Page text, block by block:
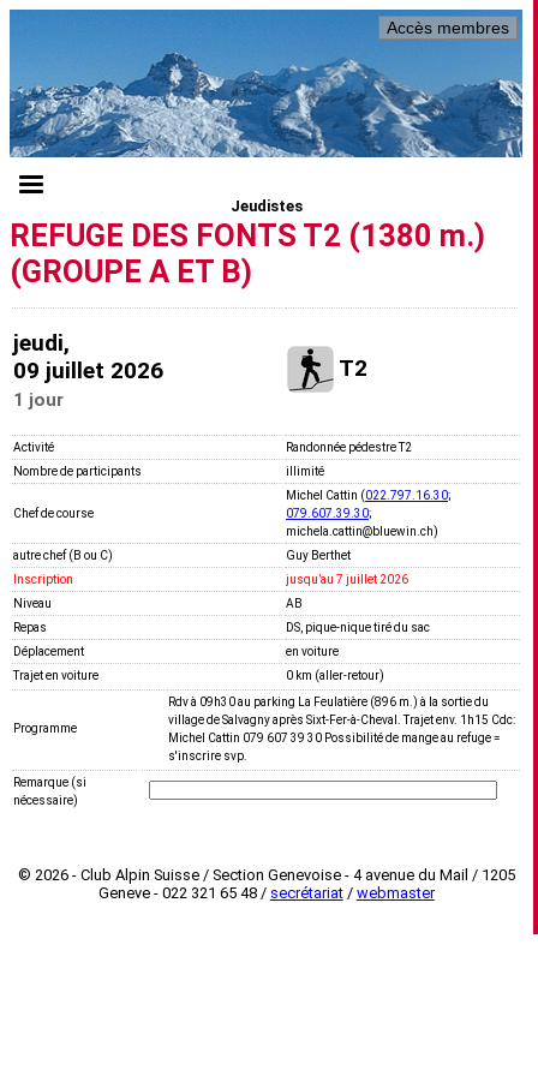
Accès membres
Jeudistes
REFUGE DES FONTS T2 (1380 m.)
(GROUPE A ET B)
jeudi,
09 juillet 2026
1 jour
T2
Activité
Randonnée pédestre T2
Nombre de participants
illimité
Chef de course
Michel Cattin (022.797.16.30;
079.607.39.30;
michela.cattin@bluewin.ch)
autre chef (B ou C)
Guy Berthet
Inscription
jusquʼau 7 juillet 2026
Niveau
AB
Repas
DS, pique-nique tiré du sac
Déplacement
en voiture
Trajet en voiture
0 km (aller-retour)
Programme
Rdv à 09h30 au parking La Feulatière (896 m.) à la sortie du
village de Salvagny après Sixt-Fer-à-Cheval. Trajet env. 1h15 Cdc:
Michel Cattin 079 607 39 30 Possibilité de mange au refuge =
s'inscrire svp.
Remarque (si
nécessaire)
© 2026 - Club Alpin Suisse / Section Genevoise - 4 avenue du Mail / 1205
Geneve - 022 321 65 48 / secrétariat/ webmaster